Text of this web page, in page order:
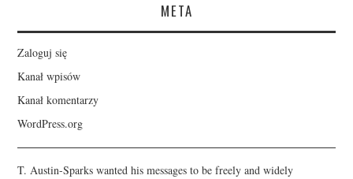
META
Zaloguj się
Kanał wpisów
Kanał komentarzy
WordPress.org
T. Austin-Sparks wanted his messages to be freely and widely